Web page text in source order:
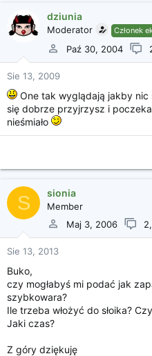
Kliknij,
dziunia
Moderator Członek
Paź 30, 2004
Sie 13, 2009
One tak wyglądają jakby nic
się dobrze przyjrzysz i
nieśmiało
S sionia
Member
Maj 3, 2006
Sie 13, 2013
Buko,
czy mogłabyś mi podać jak
szybkowara?
Ile trzeba włożyć do słoika?
Jaki czas?
Z góry dziękuję